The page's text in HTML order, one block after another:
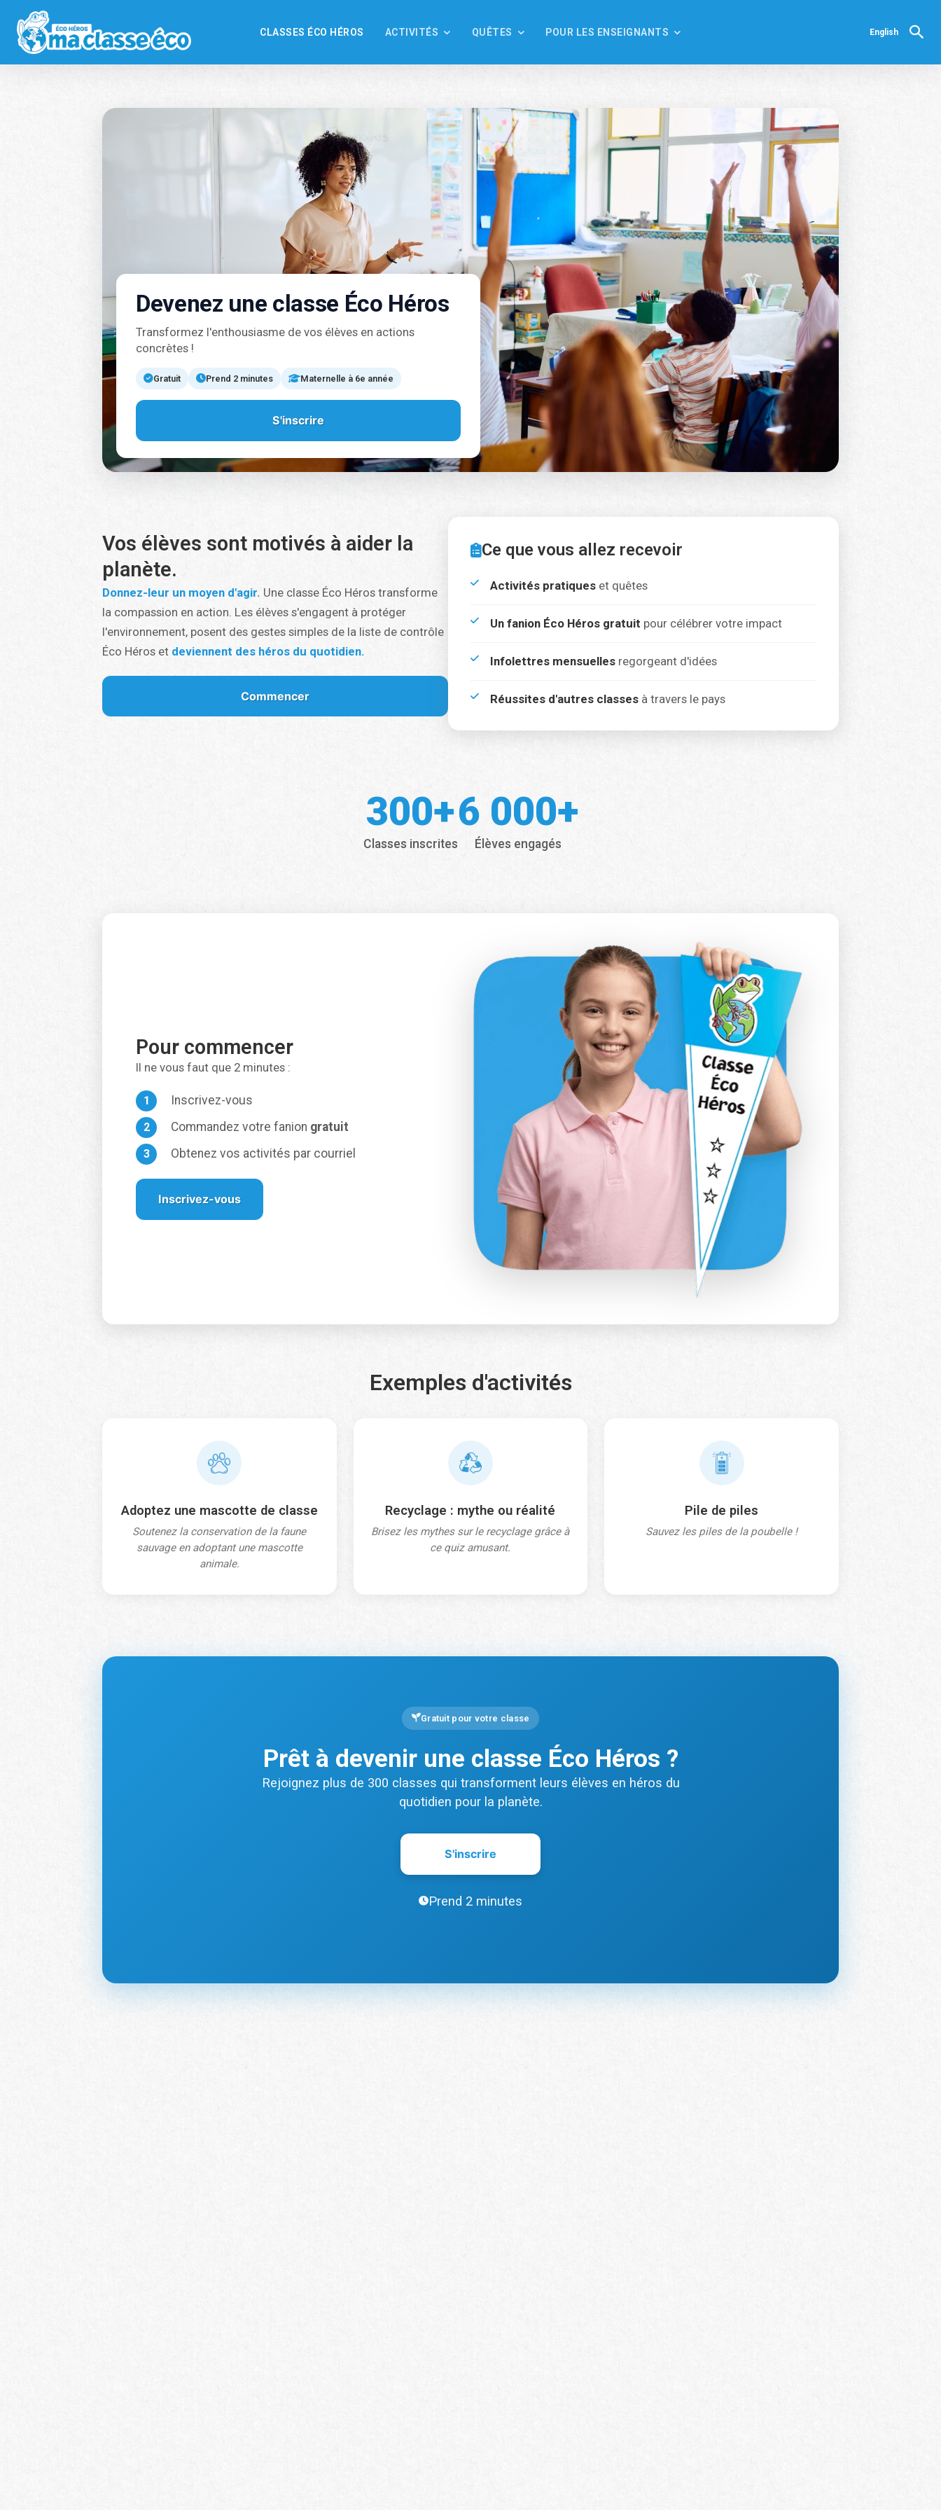
C’est la première fois que je m’inscris en tant que Classe Éco Héros*
Courriel*
Province/territoire
CLASSES ÉCO HÉROS ACTIVITÉS QUÊTES POUR LES ENSEIGNANTS English
Devenez une classe Éco Héros
Transformez l'enthousiasme de vos élèves en actions
concrètes !
Gratuit Prend 2 minutes Maternelle à 6e année
S'inscrire
Vos élèves sont motivés à aider la
planète.
Donnez-leur un moyen d'agir. Une classe Éco Héros transforme
la compassion en action. Les élèves s'engagent à protéger
l'environnement, posent des gestes simples de la liste de contrôle
Éco Héros et deviennent des héros du quotidien.
Commencer
Ce que vous allez recevoir
Activités pratiques et quêtes
Un fanion Éco Héros gratuit pour célébrer votre impact
Infolettres mensuelles regorgeant d'idées
Réussites d'autres classes à travers le pays
300+
Classes inscrites
6 000+
Élèves engagés
Pour commencer
Il ne vous faut que 2 minutes :
Inscrivez-vous
Commandez votre fanion gratuit
Obtenez vos activités par courriel
Inscrivez-vous
Exemples d'activités
Adoptez une mascotte de classe
Soutenez la conservation de la faune
sauvage en adoptant une mascotte
animale.
Recyclage : mythe ou réalité
Brisez les mythes sur le recyclage grâce à
ce quiz amusant.
Pile de piles
Sauvez les piles de la poubelle !
Gratuit pour votre classe
Prêt à devenir une classe Éco Héros ?
Rejoignez plus de 300 classes qui transforment leurs élèves en héros du
quotidien pour la planète.
S'inscrire
Prend 2 minutes